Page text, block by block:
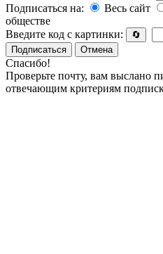
Подписаться на:
Весь сайт
обществе
Введите код с картинки:
🔄
Подписаться
Отмена
Спасибо!
Проверьте почту, вам выслано
отвечающим критериям